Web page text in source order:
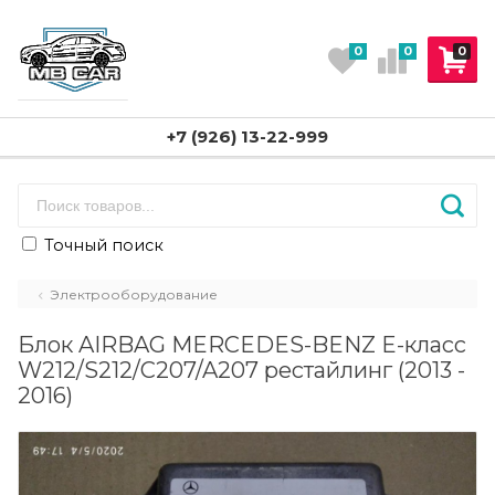
0
0 0
+7 (926) 13-22-999
Точный поиск
Электрооборудование
Блок AIRBAG MERCEDES-BENZ E-класс
W212/S212/C207/A207 рестайлинг (2013 -
2016)